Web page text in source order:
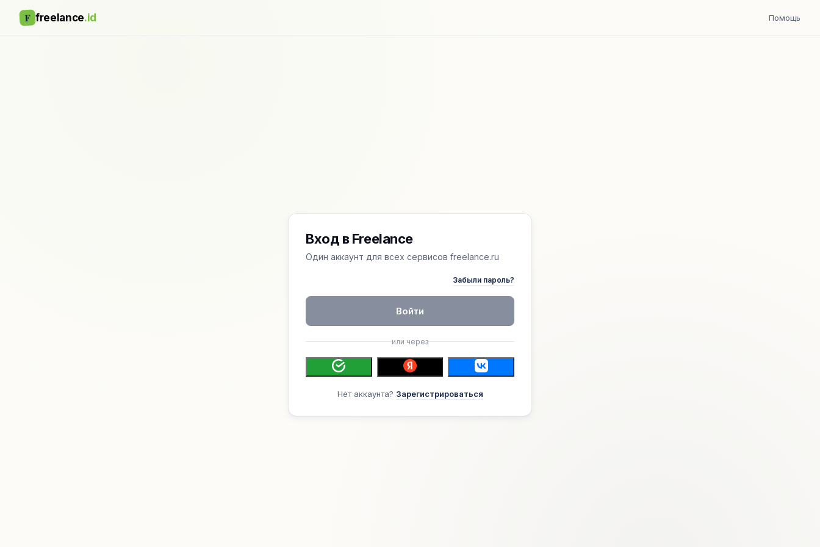
F freelance.id Помощь
Вход в Freelance
Один аккаунт для всех сервисов freelance.ru
Забыли пароль?
Войти
или через
Нет аккаунта? Зарегистрироваться